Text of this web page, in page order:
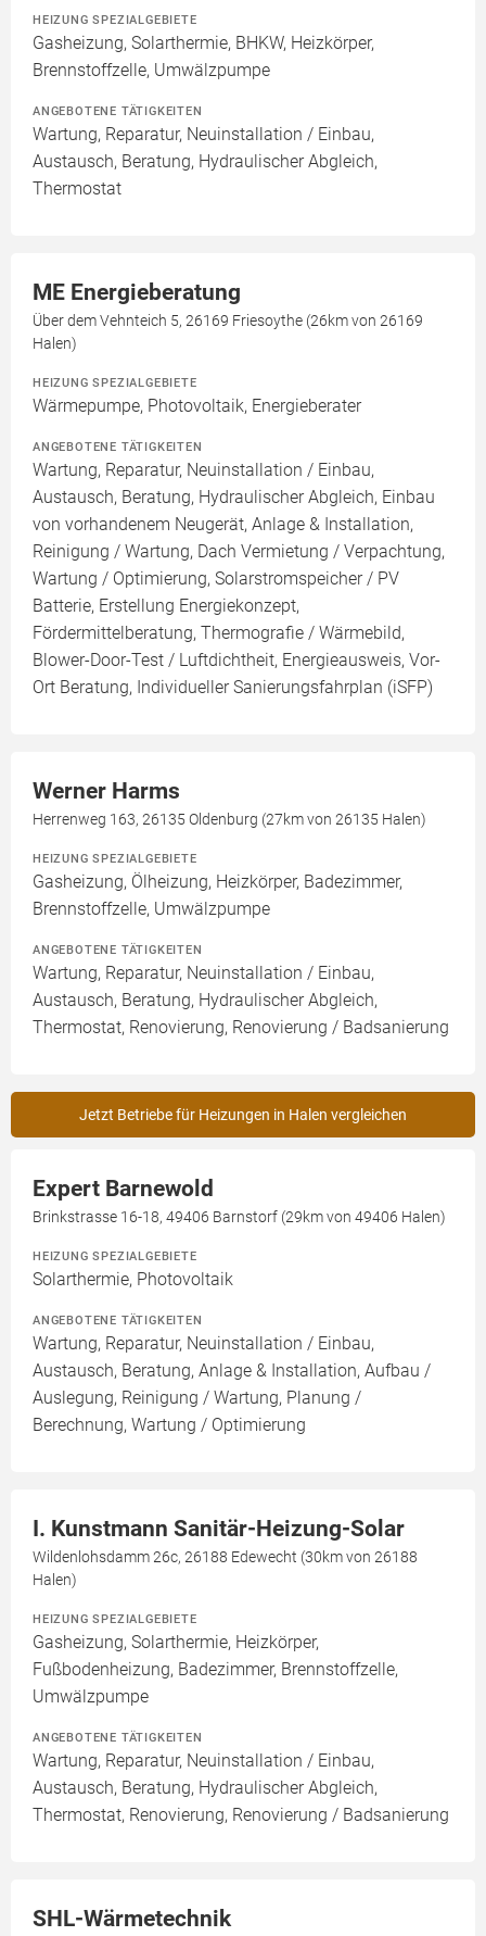
HEIZUNG SPEZIALGEBIETE
Gasheizung, Solarthermie, BHKW, Heizkörper,
Brennstoffzelle, Umwälzpumpe
ANGEBOTENE TÄTIGKEITEN
Wartung, Reparatur, Neuinstallation / Einbau,
Austausch, Beratung, Hydraulischer Abgleich,
Thermostat
ME Energieberatung
Über dem Vehnteich 5, 26169 Friesoythe (26km von 26169
Halen)
HEIZUNG SPEZIALGEBIETE
Wärmepumpe, Photovoltaik, Energieberater
ANGEBOTENE TÄTIGKEITEN
Wartung, Reparatur, Neuinstallation / Einbau,
Austausch, Beratung, Hydraulischer Abgleich, Einbau
von vorhandenem Neugerät, Anlage & Installation,
Reinigung / Wartung, Dach Vermietung / Verpachtung,
Wartung / Optimierung, Solarstromspeicher / PV
Batterie, Erstellung Energiekonzept,
Fördermittelberatung, Thermografie / Wärmebild,
Blower-Door-Test / Luftdichtheit, Energieausweis, Vor-
Ort Beratung, Individueller Sanierungsfahrplan (iSFP)
Werner Harms
Herrenweg 163, 26135 Oldenburg (27km von 26135 Halen)
HEIZUNG SPEZIALGEBIETE
Gasheizung, Ölheizung, Heizkörper, Badezimmer,
Brennstoffzelle, Umwälzpumpe
ANGEBOTENE TÄTIGKEITEN
Wartung, Reparatur, Neuinstallation / Einbau,
Austausch, Beratung, Hydraulischer Abgleich,
Thermostat, Renovierung, Renovierung / Badsanierung
Jetzt Betriebe für Heizungen in Halen vergleichen
Expert Barnewold
Brinkstrasse 16-18, 49406 Barnstorf (29km von 49406 Halen)
HEIZUNG SPEZIALGEBIETE
Solarthermie, Photovoltaik
ANGEBOTENE TÄTIGKEITEN
Wartung, Reparatur, Neuinstallation / Einbau,
Austausch, Beratung, Anlage & Installation, Aufbau /
Auslegung, Reinigung / Wartung, Planung /
Berechnung, Wartung / Optimierung
I. Kunstmann Sanitär-Heizung-Solar
Wildenlohsdamm 26c, 26188 Edewecht (30km von 26188
Halen)
HEIZUNG SPEZIALGEBIETE
Gasheizung, Solarthermie, Heizkörper,
Fußbodenheizung, Badezimmer, Brennstoffzelle,
Umwälzpumpe
ANGEBOTENE TÄTIGKEITEN
Wartung, Reparatur, Neuinstallation / Einbau,
Austausch, Beratung, Hydraulischer Abgleich,
Thermostat, Renovierung, Renovierung / Badsanierung
SHL-Wärmetechnik